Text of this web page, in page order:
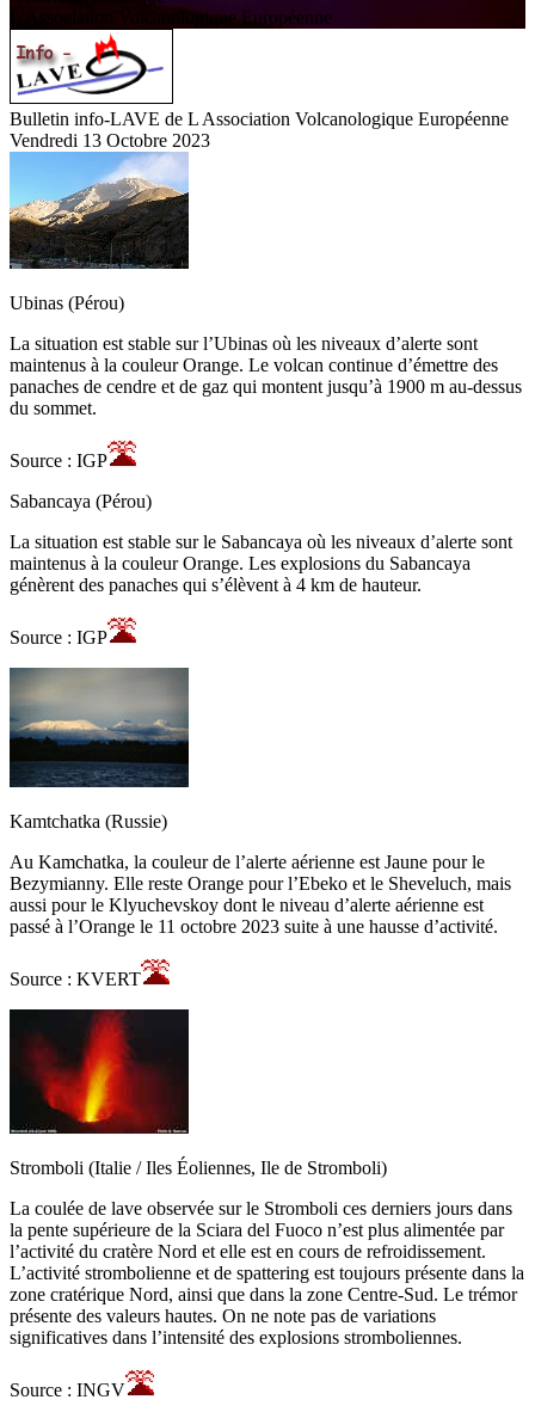
ssociation V olcanologiqueEuropéenne
Bulletin info-LAVE de L Association Volcanologique Européenne
Vendredi 13 Octobre 2023
Ubinas (Pérou)
La situation est stable sur l’Ubinas où les niveaux d’alerte sont
maintenus à la couleur Orange. Le volcan continue d’émettre des
panaches de cendre et de gaz qui montent jusqu’à 1900 m au-dessus
du sommet.
Source : IGP
Sabancaya (Pérou)
La situation est stable sur le Sabancaya où les niveaux d’alerte sont
maintenus à la couleur Orange. Les explosions du Sabancaya
génèrent des panaches qui s’élèvent à 4 km de hauteur.
Source : IGP
Kamtchatka (Russie)
Au Kamchatka, la couleur de l’alerte aérienne est Jaune pour le
Bezymianny. Elle reste Orange pour l’Ebeko et le Sheveluch, mais
aussi pour le Klyuchevskoy dont le niveau d’alerte aérienne est
passé à l’Orange le 11 octobre 2023 suite à une hausse d’activité.
Source : KVERT
Stromboli (Italie / Iles Éoliennes, Ile de Stromboli)
La coulée de lave observée sur le Stromboli ces derniers jours dans
la pente supérieure de la Sciara del Fuoco n’est plus alimentée par
l’activité du cratère Nord et elle est en cours de refroidissement.
L’activité strombolienne et de spattering est toujours présente dans la
zone cratérique Nord, ainsi que dans la zone Centre-Sud. Le trémor
présente des valeurs hautes. On ne note pas de variations
significatives dans l’intensité des explosions stromboliennes.
Source : INGV